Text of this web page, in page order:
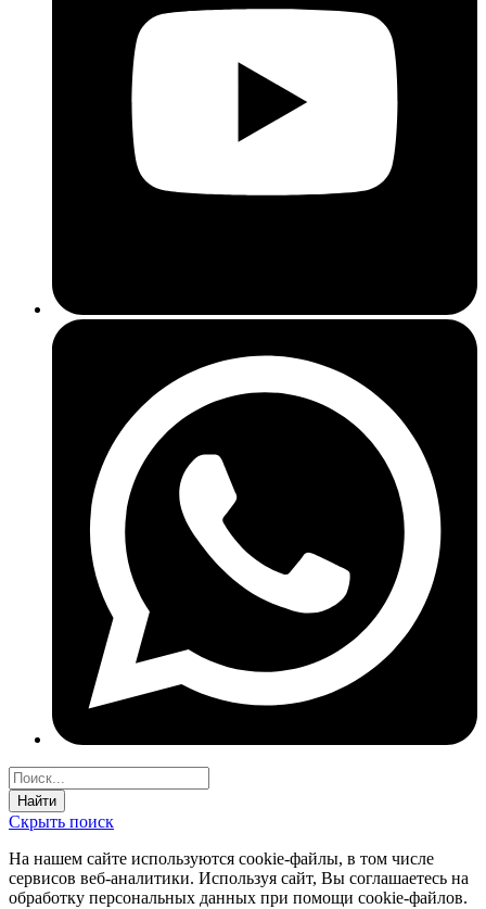
Найти
Скрыть поиск
На нашем сайте используются соokie-файлы, в том числе
сервисов веб-аналитики. Используя сайт, Вы соглашаетесь на
обработку персональных данных при помощи cookie-файлов.